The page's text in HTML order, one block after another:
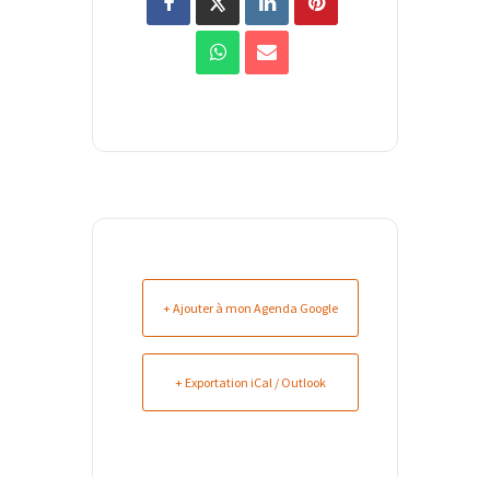
+ Ajouter à mon Agenda Google
+ Exportation iCal / Outlook